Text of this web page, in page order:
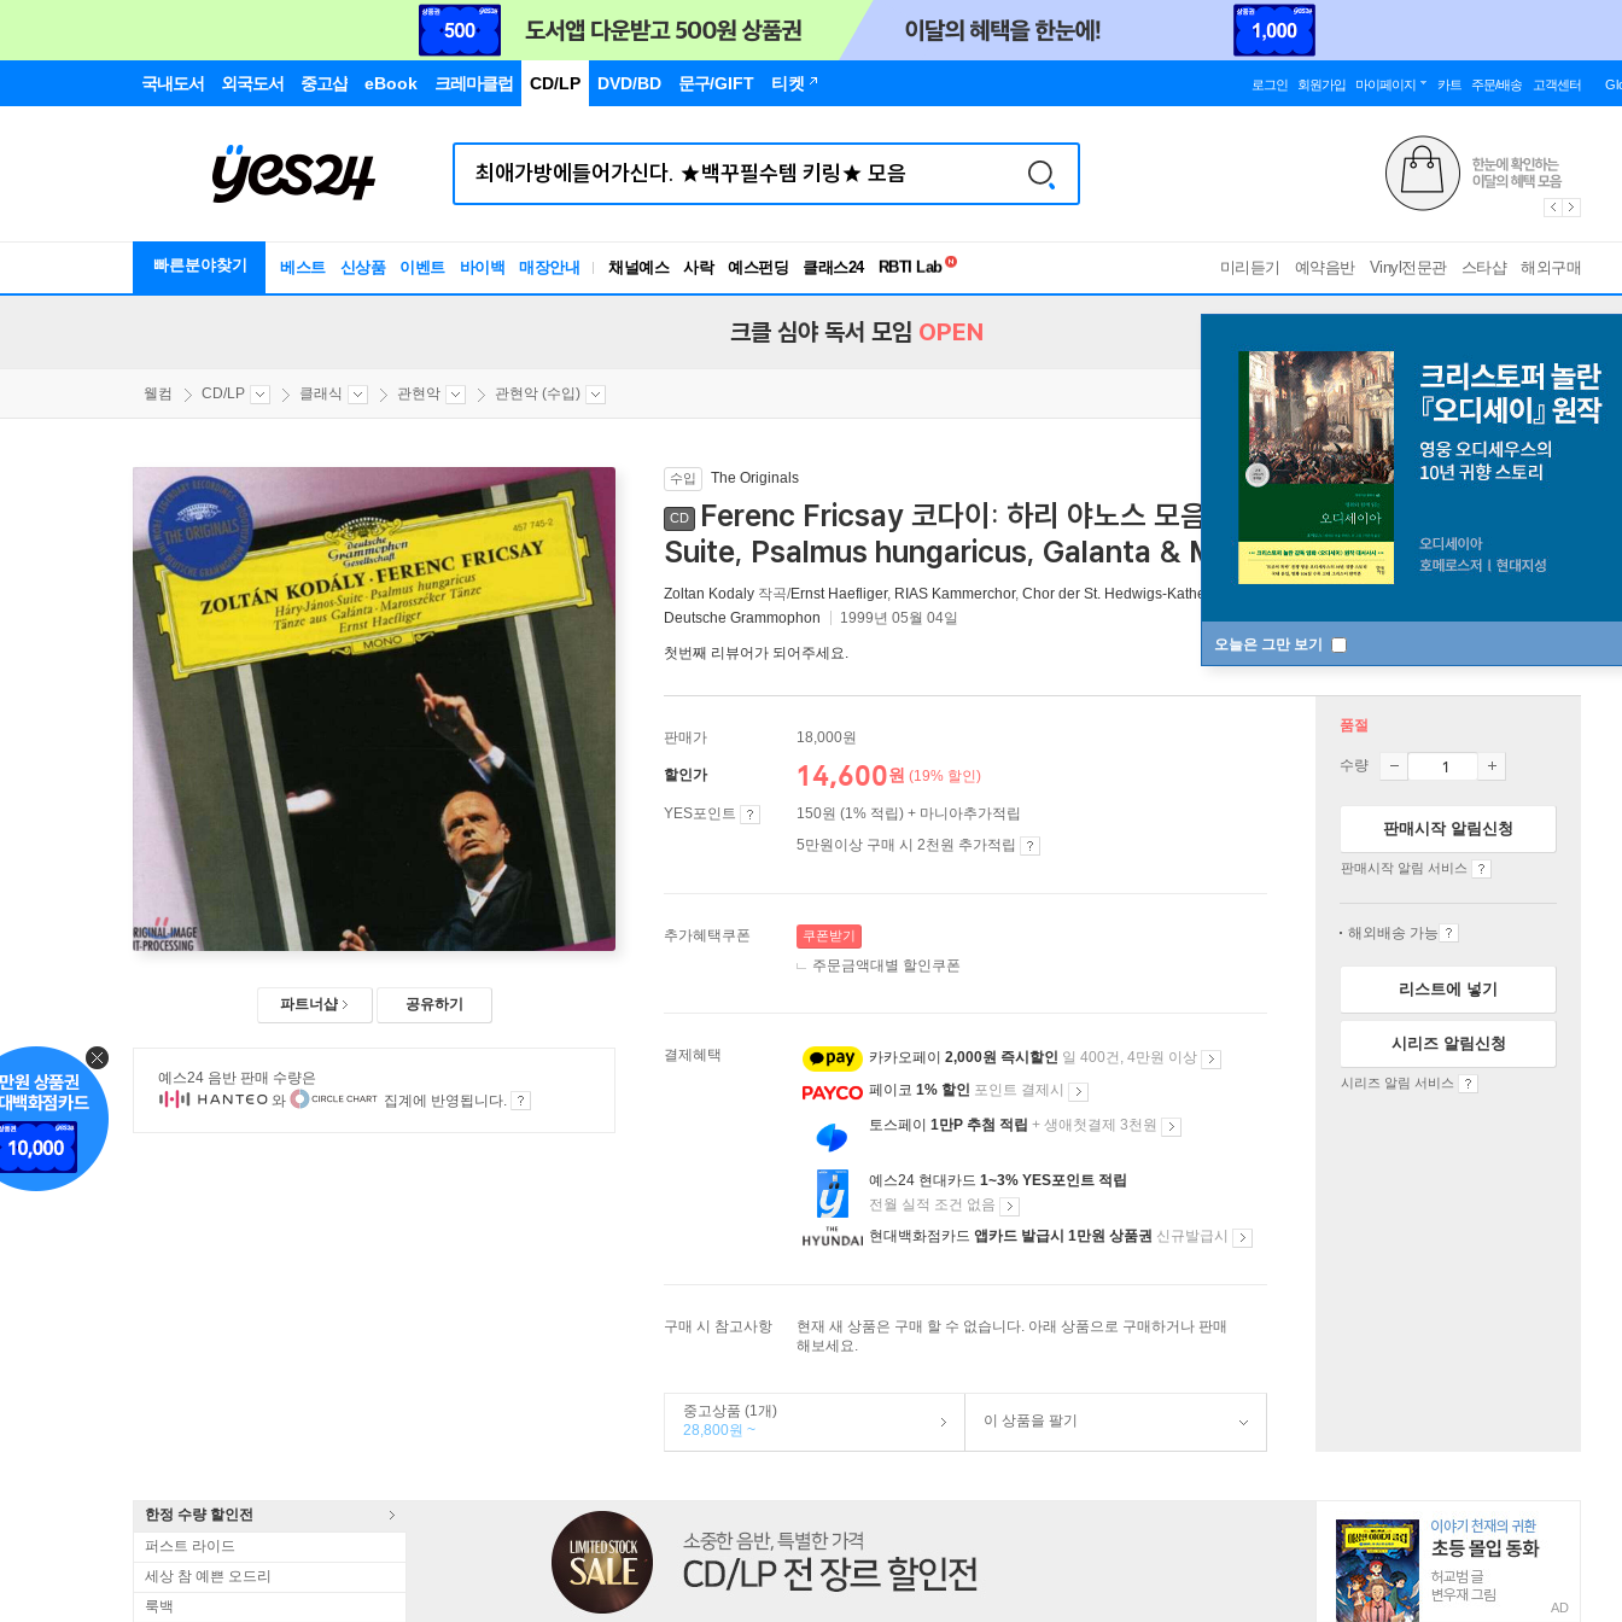
국내도서 외국도서 중고샵 eBook 크레마클럽 CD/LP DVD/BD 문구/GIFT 티켓 로그인 회원가입 마이페이지 카트 주문/배송 고객센터
빠른분야찾기 베스트 신상품 이벤트 바이백 매장안내 채널예스 사락 예스펀딩 클래스24
독서유형검사
미리듣기 예약음반 Vinyl전문관 스타샵 해외구매
오늘은 그만 보기
크클 심야 독서 모임 OPEN
웰컴 CD/LP 클래식 관현악 관현악 (수입)
파트너샵 공유하기
예스24 음반 판매 수량은
와
집계에 반영됩니다.
수입 The Originals
CD
Ferenc Fricsay 코다이: 하리 야노스 모음곡 (Kodaly : Hary-Janos-
Suite, Psalmus hungaricus, Galanta & Marosszek Dances)
Zoltan Kodaly 작곡/Ernst Haefliger, RIAS Kammerchor, Chor der St. Hedwigs-Kathedrale
Deutsche Grammophon
1999년 05월 04일
첫번째 리뷰어가 되어주세요.
판매가 18,000원
할인가 14,600원 (19% 할인)
YES포인트
150원 (1% 적립) + 마니아추가적립
5만원이상 구매 시 2천원 추가적립
추가혜택쿠폰 쿠폰받기
주문금액대별 할인쿠폰
결제혜택 카카오페이 2,000원 즉시할인 일 400건, 4만원 이상
페이코 1% 할인 포인트 결제시
토스페이 1만P 추첨 적립 + 생애첫결제 3천원
예스24 현대카드 1~3% YES포인트 적립
전월 실적 조건 없음
현대백화점카드 앱카드 발급시 1만원 상품권 신규발급시
구매 시 참고사항
현재 새 상품은 구매 할 수 없습니다. 아래 상품으로 구매하거나 판매
해보세요.
중고상품 (1개)
28,800원 ~
이 상품을 팔기
품절
수량
판매시작 알림신청
판매시작 알림 서비스
해외배송 가능
리스트에 넣기
시리즈 알림신청
시리즈 알림 서비스
한정 수량 할인전
퍼스트 라이드
세상 참 예쁜 오드리
룩백
AD